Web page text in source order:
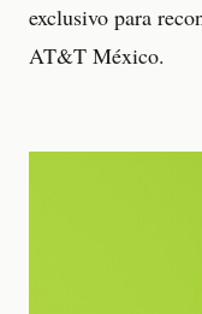
exclusivo para
AT&T México.